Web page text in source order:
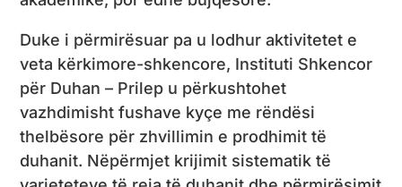
Duke i përmirësuar pa u lodhur aktivitetet e
veta kërkimore-shkencore, Instituti Shkencor
për Duhan – Prilep u përkushtohet
vazhdimisht fushave kyçe me rëndësi
thelbësore për zhvillimin e prodhimit të
duhanit. Nëpërmjet krijimit sistematik të